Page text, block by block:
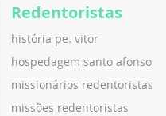
Redentoristas
história pe. vitor
hospedagem santo afonso
missionários redentoristas
missões redentoristas